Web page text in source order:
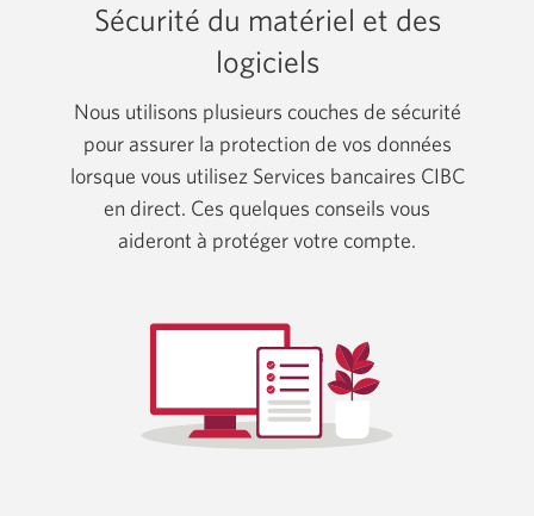
Sécurité du matériel et des
logiciels
Nous utilisons plusieurs couches de sécurité
pour assurer la protection de vos données
lorsque vous utilisez Services bancaires CIBC
en direct. Ces quelques conseils vous
aideront à protéger votre compte.